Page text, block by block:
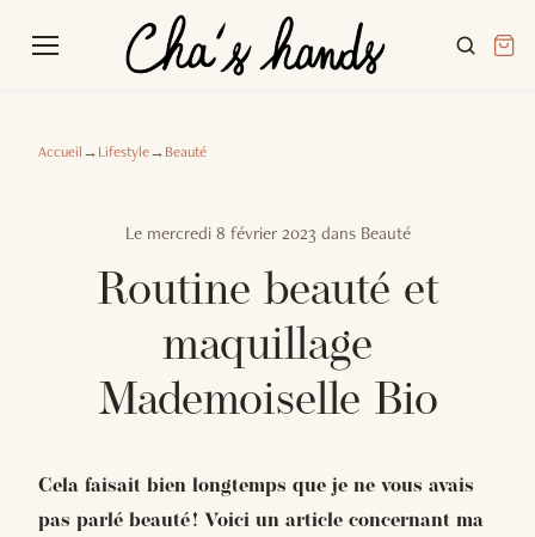
Accueil→Lifestyle→Beauté
Le mercredi 8 février 2023dans Beauté
Routine beauté et
maquillage
Mademoiselle Bio
Cela faisait bien longtemps que je ne vous avais
pas parlé beauté ! Voici un article concernant ma